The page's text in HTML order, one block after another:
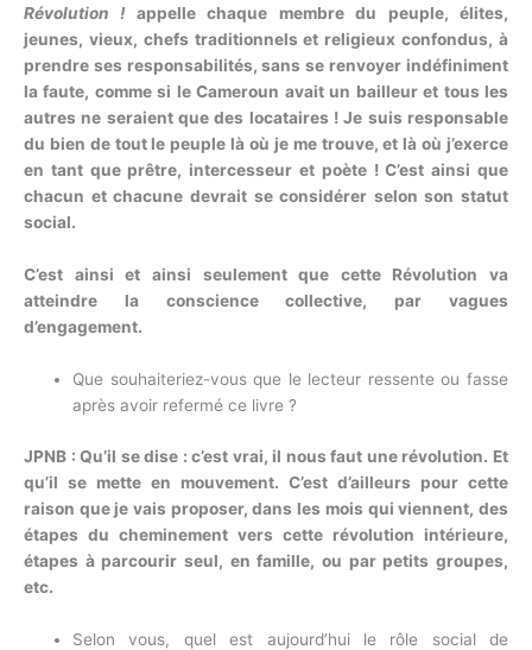
Révolution !appelle chaque membre du peuple, élites,
jeunes, vieux, chefs traditionnels et religieux confondus, à
prendre ses responsabilités, sans se renvoyer indéfiniment
la faute, comme si le Cameroun avait un bailleur et tous les
autres ne seraient que des locataires ! Je suis responsable
du bien de tout le peuple là où je me trouve, et là où j’exerce
en tant que prêtre, intercesseur et poète ! C’est ainsi que
chacun et chacune devrait se considérer selon son statut
social.
C’est ainsi et ainsi seulement que cette Révolution va
atteindre la conscience collective, par vagues
d’engagement.
Que souhaiteriez-vous que le lecteur ressente ou fasse
après avoir refermé ce livre ?
JPNB : Qu’il se dise : c’est vrai, il nous faut une révolution. Et
qu’il se mette en mouvement. C’est d’ailleurs pour cette
raison que je vais proposer, dans les mois qui viennent, des
étapes du cheminement vers cette révolution intérieure,
étapes à parcourir seul, en famille, ou par petits groupes,
etc.
Selon vous, quel est aujourd’hui le rôle social de